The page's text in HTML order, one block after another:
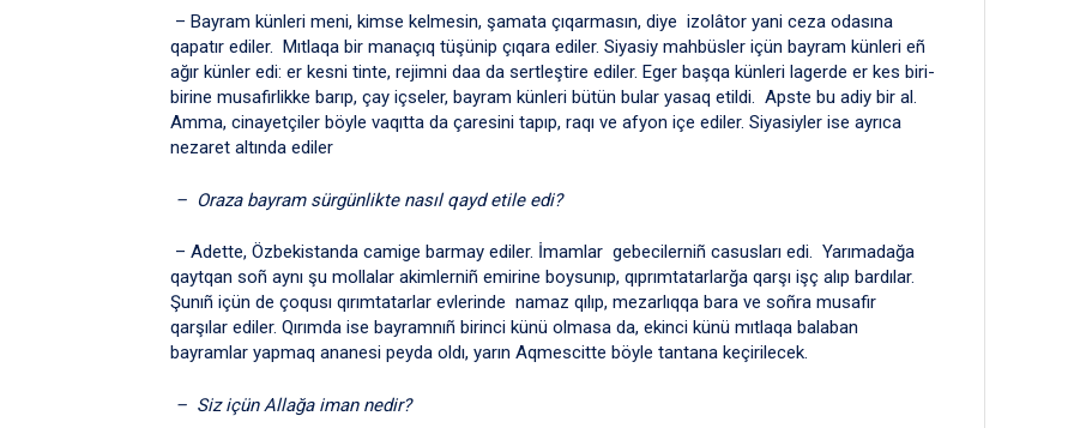
– Bayram künleri meni, kimse kelmesin, şamata çıqarmasın, diye izolâtor yani ceza odasına
qapatır ediler. Mıtlaqa bir manaçıq tüşünip çıqara ediler. Siyasiy mahbüsler içün bayram künleri eñ
ağır künler edi: er kesni tinte, rejimni daa da sertleştire ediler. Eger başqa künleri lagerde er kes biri-
birine musafirlikke barıp, çay içseler, bayram künleri bütün bular yasaq etildi. Apste bu adiy bir al.
Amma, cinayetçiler böyle vaqıtta da çaresini tapıp, raqı ve afyon içe ediler. Siyasiyler ise ayrıca
nezaret altında ediler
– Oraza bayram sürgünlikte nasıl qayd etile edi?
– Adette, Özbekistanda camige barmay ediler. İmamlar gebecilerniñ casusları edi. Yarımadağa
qaytqan soñ aynı şu mollalar akimlerniñ emirine boysunıp, qıprımtatarlarğa qarşı işç alıp bardılar.
Şunıñ içün de çoqusı qırımtatarlar evlerinde namaz qılıp, mezarlıqqa bara ve soñra musafir
qarşılar ediler. Qırımda ise bayramnıñ birinci künü olmasa da, ekinci künü mıtlaqa balaban
bayramlar yapmaq ananesi peyda oldı, yarın Aqmescitte böyle tantana keçirilecek.
– Siz içün Allağa iman nedir?